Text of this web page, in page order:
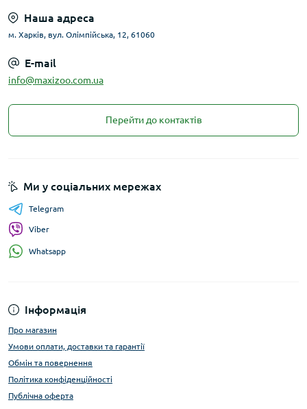
Наша адреса
м. Харків, вул. Олімпійська, 12, 61060
E-mail
info@maxizoo.com.ua
Перейти до контактів
Інформація
Про магазин
Умови оплати, доставки та гарантії
Обмін та повернення
Політика конфіденційності
Публічна оферта
Ми у соціальних мережах
Telegram
Viber
Whatsapp